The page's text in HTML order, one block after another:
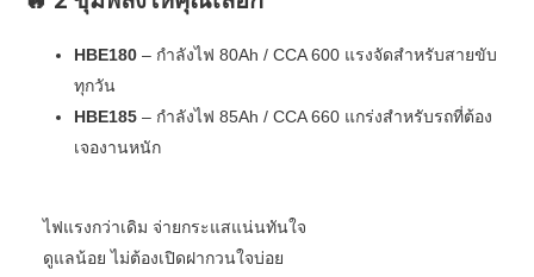
HBE180 – กำลังไฟ 80Ah / CCA 600 แรงจัดสำหรับสายขับ
ทุกวัน
HBE185 – กำลังไฟ 85Ah / CCA 660 แกร่งสำหรับรถที่ต้อง
เจองานหนัก
ไฟแรงกว่าเดิม จ่ายกระแสแน่นทันใจ
ดูแลน้อย ไม่ต้องเปิดฝากวนใจบ่อย